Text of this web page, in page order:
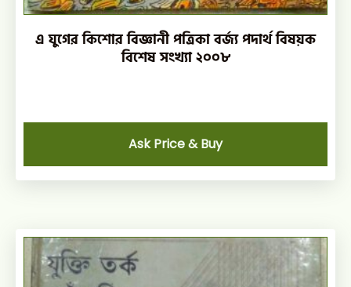
এ যুগের কিশোর বিজ্ঞানী পত্রিকা বর্জ্য পদার্থ বিষয়ক
বিশেষ সংখ্যা ২০০৮
Ask Price & Buy